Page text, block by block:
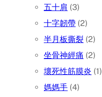
五十肩 (3)
十字韌帶 (2)
半月板撕裂 (2)
坐骨神經痛 (2)
壞死性筋膜炎 (1)
媽媽手 (4)